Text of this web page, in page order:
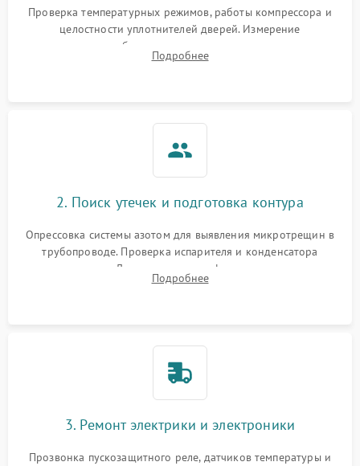
работе
2000 ₽ Подробнее →
1000 ₽
1800 ₽
Проверка температурных режимов, работы компрессора и
целостности уплотнителей дверей. Измерение
сопротивления обмоток мотора, проверка термостата и
считывание кодов ошибок с электронного дисплея.
Подробнее
2. Поиск утечек и подготовка контура
Опрессовка системы азотом для выявления микротрещин в
трубопроводе. Проверка испарителя и конденсатора
течеискателем. Демонтаж старого фильтра-осушителя и
продувка капиллярной трубки для устранения засоров.
Подробнее
3. Ремонт электрики и электроники
Прозвонка пускозащитного реле, датчиков температуры и